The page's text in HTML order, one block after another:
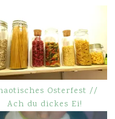
Osterfest //
Ach du dickes Ei!